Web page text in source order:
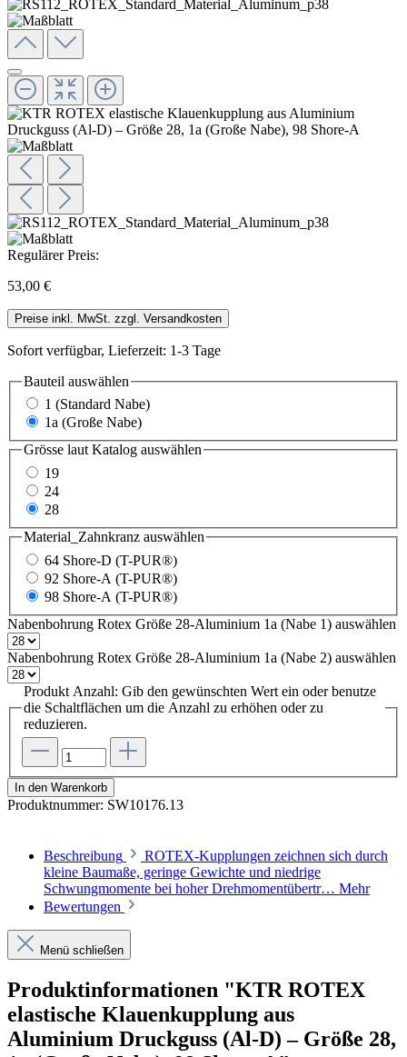
Regulärer Preis:
53,00 €
Preise inkl. MwSt. zzgl. Versandkosten
Sofort verfügbar, Lieferzeit: 1-3 Tage
Bauteil auswählen
1 (Standard Nabe)
1a (Große Nabe)
Grösse laut Katalog auswählen
19
24
28
Material_Zahnkranz auswählen
64 Shore-D (T-PUR®)
92 Shore-A (T-PUR®)
98 Shore-A (T-PUR®)
Nabenbohrung Rotex Größe 28-Aluminium 1a (Nabe 1) auswählen
Nabenbohrung Rotex Größe 28-Aluminium 1a (Nabe 2) auswählen
Produkt Anzahl: Gib den gewünschten Wert ein oder benutze
die Schaltflächen um die Anzahl zu erhöhen oder zu
reduzieren.
In den Warenkorb
Produktnummer: SW10176.13
Beschreibung
ROTEX-Kupplungen zeichnen sich durch
kleine Baumaße, geringe Gewichte und niedrige
Schwungmomente bei hoher Drehmomentübertr… Mehr
Bewertungen
Menü schließen
Produktinformationen "KTR ROTEX
elastische Klauenkupplung aus
Aluminium Druckguss (Al-D) – Größe 28,